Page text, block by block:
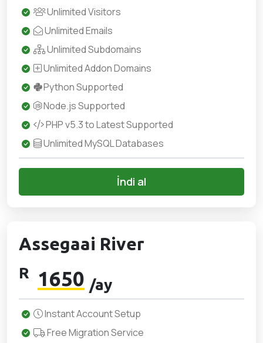
Unlimited Visitors
Unlimited Emails
Unlimited Subdomains
Unlimited Addon Domains
Python Supported
Node.js Supported
PHP v5.3 to Latest Supported
Unlimited MySQL Databases
İndi al
Assegaai River
R 1650 /ay
Instant Account Setup
Free Migration Service